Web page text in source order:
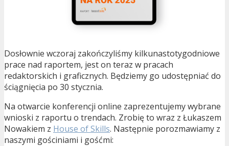
Dosłownie wczoraj zakończyliśmy kilkunastotygodniowe
prace nad raportem, jest on teraz w pracach
redaktorskich i graficznych. Będziemy go udostępniać do
ściągnięcia po 30 stycznia.
Na otwarcie konferencji online zaprezentujemy wybrane
wnioski z raportu o trendach. Zrobię to wraz z Łukaszem
Nowakiem z House of Skills. Następnie porozmawiamy z
naszymi gościniami i gośćmi: